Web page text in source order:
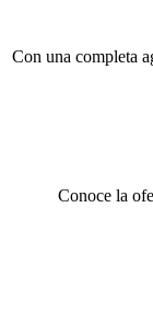
Con una completa
Conoce la